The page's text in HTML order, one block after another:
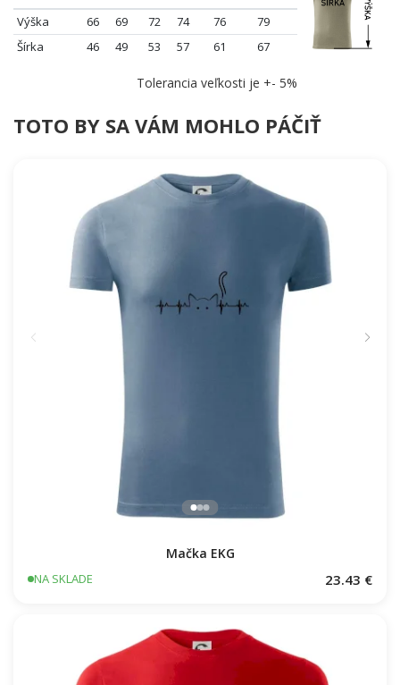
Výška 66 69 72 74 76
79
Šírka
46 49 53 57 61 67
Tolerancia veľkosti je +- 5%
TOTO BY SA VÁM MOHLO PÁČIŤ
Mačka EKG
NA SKLADE 23.43 €